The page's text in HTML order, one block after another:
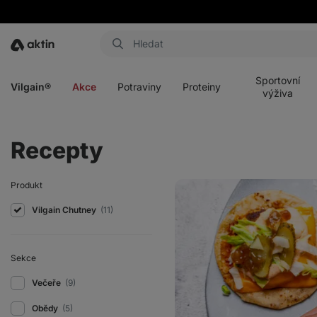
Aktin
Vilgain® Akce Potraviny Proteiny
Sportovní
výživa
Recepty
Produkt
Vilgain Chutney (11)
Sekce
Večeře (9)
Obědy (5)